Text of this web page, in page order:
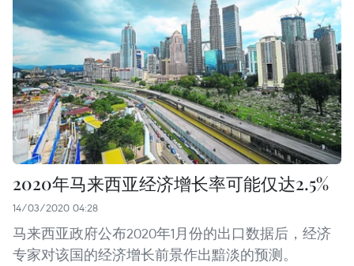
2020年马来西亚经济增长率可能仅达2.5%
14/03/2020 04:28
马来西亚政府公布2020年1月份的出口数据后，经济
专家对该国的经济增长前景作出黯淡的预测。